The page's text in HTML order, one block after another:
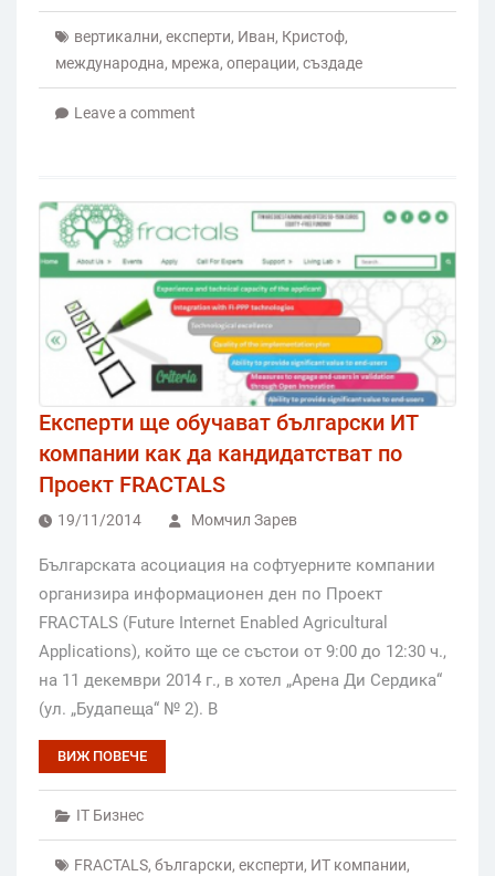
вертикални, експерти, Иван, Кристоф,
международна, мрежа, операции, създаде
Leave a comment
Експерти ще обучават български ИТ
компании как да кандидатстват по
Проект FRACTALS
19/11/2014 Момчил Зарев
Българската асоциация на софтуерните компании
организира информационен ден по Проект
FRACTALS (Future Internet Enabled Agricultural
Applications), който ще се състои от 9:00 до 12:30 ч.,
на 11 декември 2014 г., в хотел „Арена Ди Сердика“
(ул. „Будапеща“ № 2). В
ВИЖ ПОВЕЧЕ
IT Бизнес
FRACTALS, български, експерти, ИТ компании,